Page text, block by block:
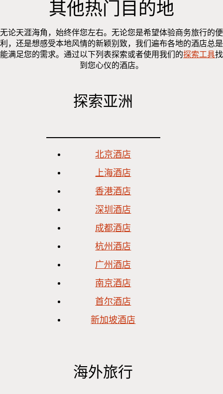
其他热门目的地
无论天涯海角，始终伴您左右。无论您是希望体验商务旅行的便
利，还是想感受本地风情的新颖别致，我们遍布各地的酒店总是
能满足您的需求。通过以下列表探索或者使用我们的探索工具找
到您心仪的酒店。
探索亚洲
北京酒店
上海酒店
香港酒店
深圳酒店
成都酒店
杭州酒店
广州酒店
南京酒店
首尔酒店
新加坡酒店
海外旅行